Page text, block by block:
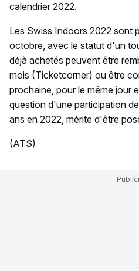
calendrier 2022.
Les Swiss Indoors 2022 sont
octobre, avec le statut d'un
déjà achetés peuvent être
mois (Ticketcorner) ou être
prochaine, pour le même jour
question d'une participation
ans en 2022, mérite d'être
(ATS)